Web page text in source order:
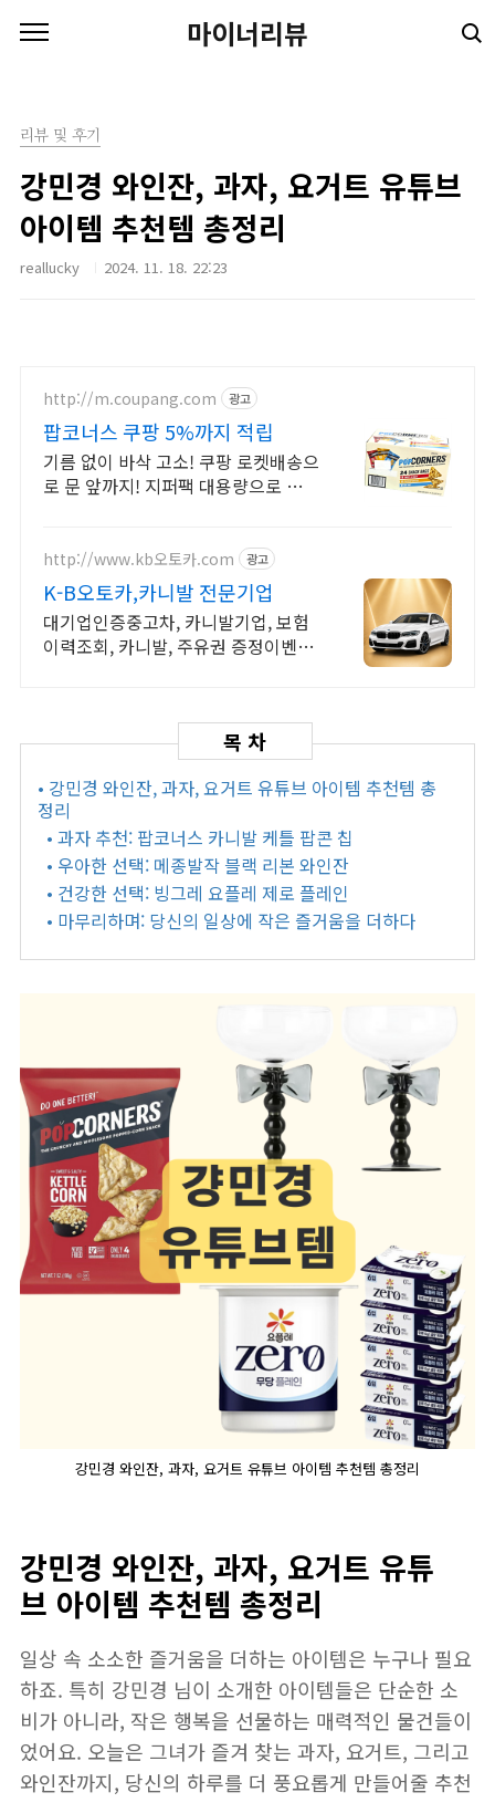
마이너리뷰
리뷰 및 후기
강민경 와인잔, 과자, 요거트 유튜브
아이템 추천템 총정리
reallucky 2024. 11. 18. 22:23
http://m.coupang.com 광고
팝코너스 쿠팡 5%까지 적립
기름 없이 바삭 고소! 쿠팡 로켓배송으
로 문 앞까지! 지퍼팩 대용량으로 늘
http://www.kb오토카.com 광고
K-B오토카,카니발 전문기업
대기업인증중고차, 카니발기업, 보험
이력조회, 카니발, 주유권 증정이벤트
• 강민경 와인잔, 과자, 요거트 유튜브 아이템 추천템 총
정리
• 과자 추천: 팝코너스 카니발 케틀 팝콘 칩
• 우아한 선택: 메종발작 블랙 리본 와인잔
• 건강한 선택: 빙그레 요플레 제로 플레인
• 마무리하며: 당신의 일상에 작은 즐거움을 더하다
강민경 와인잔, 과자, 요거트 유튜브 아이템 추천템 총정리
강민경 와인잔, 과자, 요거트 유튜
브 아이템 추천템 총정리
일상 속 소소한 즐거움을 더하는 아이템은 누구나 필요
하죠. 특히 강민경 님이 소개한 아이템들은 단순한 소
비가 아니라, 작은 행복을 선물하는 매력적인 물건들이
었어요. 오늘은 그녀가 즐겨 찾는 과자, 요거트, 그리고
와인잔까지, 당신의 하루를 더 풍요롭게 만들어줄 추천